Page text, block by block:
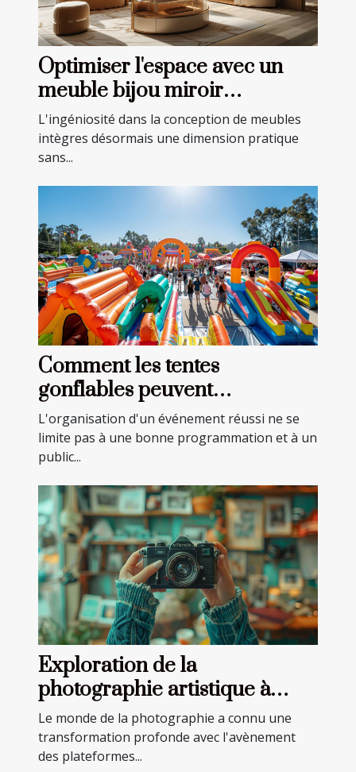
Optimiser l'espace avec un
meuble bijou miroir
multifonction
L'ingéniosité dans la conception de meubles
intègres désormais une dimension pratique
sans...
Comment les tentes
gonflables peuvent
transformer vos événements
L'organisation d'un événement réussi ne se
limite pas à une bonne programmation et à un
public...
Exploration de la
photographie artistique à
travers les réseaux sociaux
Le monde de la photographie a connu une
transformation profonde avec l'avènement
des plateformes...